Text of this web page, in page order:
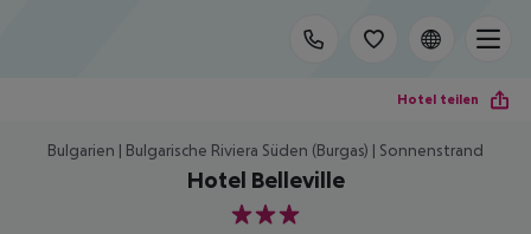
Hotel teilen
Bulgarien | Bulgarische Riviera Süden (Burgas) | Sonnenstrand
Hotel Belleville
3